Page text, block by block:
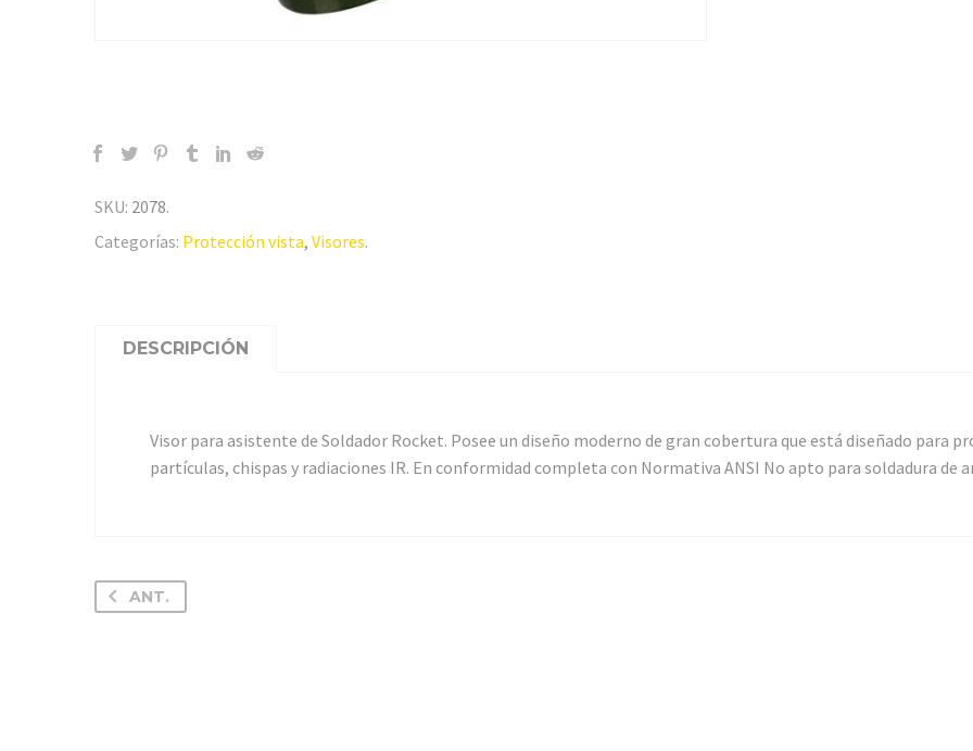
SKU: 2078.
Categorías: Protección vista, Visores.
DESCRIPCIÓN
Visor para asistente de Soldador Rocket. Posee un diseño moderno de gran cobertura que está diseñado para
partículas, chispas y radiaciones IR. En conformidad completa con Normativa ANSI No apto para soldadura de
ANT.